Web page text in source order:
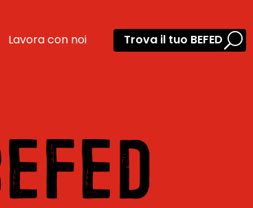
Lavora con noi Trova il tuo BEFED